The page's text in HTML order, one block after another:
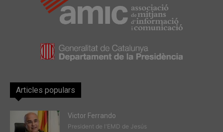
Articles populars
Victor Ferrando
President de l'EMD de Jesús